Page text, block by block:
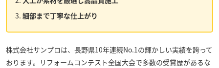
細部まで丁寧な仕上がり
株式会社サンプロは、長野県10年連続No.1の輝かしい実績を誇って
おります。リフォームコンテスト全国大会で多数の受賞歴があるな